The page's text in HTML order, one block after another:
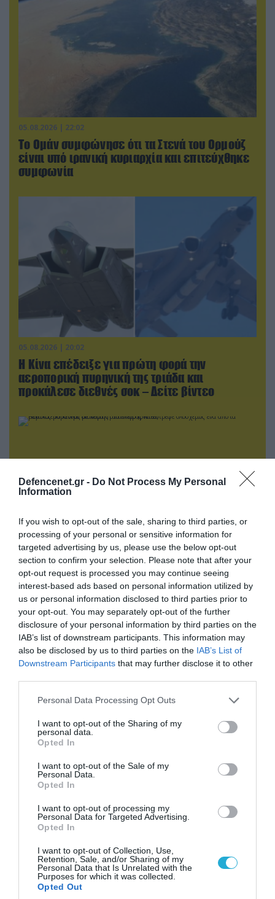
Defencenet.gr - Do Not Process My Personal
Information
If you wish to opt-out of the sale, sharing to third parties, or
processing of your personal or sensitive information for
targeted advertising by us, please use the below opt-out
section to confirm your selection. Please note that after your
opt-out request is processed you may continue seeing
interest-based ads based on personal information utilized by
us or personal information disclosed to third parties prior to
your opt-out. You may separately opt-out of the further
disclosure of your personal information by third parties on the
IAB’s list of downstream participants. This information may
also be disclosed by us to third parties on the IAB’s List of
Downstream Participants that may further disclose it to other
Please note that this website/app uses one or more Google
not limited to your visit or usage behaviour. You may click to
grant or deny consent to Google and its third-party tags to
use your data for below specified purposes in below Google
consent section.
Personal Data Processing Opt Outs
I want to opt-out of the Sharing of my
personal data.
Opted In
I want to opt-out of the Sale of my
Personal Data.
Opted In
I want to opt-out of processing my
Personal Data for Targeted Advertising.
Opted In
I want to opt-out of Collection, Use,
Retention, Sale, and/or Sharing of my
Personal Data that Is Unrelated with the
Purposes for which it was collected.
Opted Out
05.08.2026 | 22:02
Το Ομάν συμφώνησε ότι τα Στενά του Ορμούζ
είναι υπό ιρανική κυριαρχία και επιτεύχθηκε
συμφωνία
05.08.2026 | 20:02
Η Κίνα επέδειξε για πρώτη φορά την
αεροπορική πυρηνική της τριάδα και
προκάλεσε διεθνές σοκ – Δείτε βίντεο
Ρωσικός πύραυλος με κεφαλή διασποράς
κατέστρεψε ολοσχερώς ένα από τα
μεγαλύτερα κέντρα διανομής στο Κίεβο
(βίντεο)
Αδειάζουν το Κραματόρσκ οι Ουκρανοί:
Έκτακτη εκκένωση στην πόλη μετά την
αιφνιδιαστική προώθηση των Ρώσων (βίντεο)